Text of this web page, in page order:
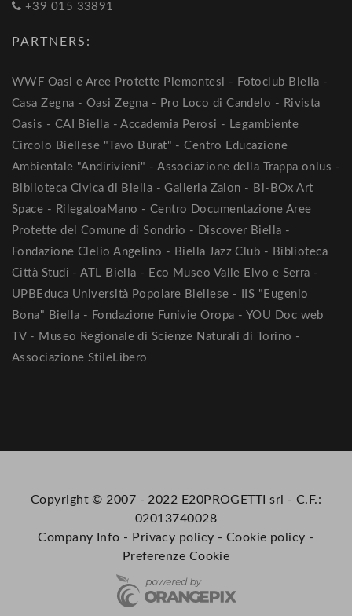
+39 015 33891
PARTNERS:
WWF Oasi e Aree Protette Piemontesi - Fotoclub Biella -
Casa Zegna - Oasi Zegna - Pro Loco di Candelo - Rivista
Oasis - CAI Biella - Accademia Perosi - Legambiente
Circolo Biellese "Tavo Burat" - Centro Educazione
Ambientale "Andirivieni" - Associazione della Trappa onlus -
Biblioteca Civica di Biella - Galleria Zaion - Bi-BOx Art
Space - RilegatoaMano - Centro Documentazione Aree
Protette del Comune di Sondrio - Discover Biella -
Fondazione Clelio Angelino - Biella Jazz Club - Biblioteca
Città Studi - ATL Biella - Eco Museo Valle Elvo e Serra -
UPBEduca Università Popolare Biellese - IIS "Eugenio
Bona" Biella - Fondazione Funivie Oropa - YOU Doc web
TV - Museo Regionale di Scienze Naturali di Torino -
Associazione StileLibero
Copyright © 2007 - 2022 E20PROGETTI srl - C.F.:
02013740028
Company Info - Privacy policy - Cookie policy -
Preferenze Cookie